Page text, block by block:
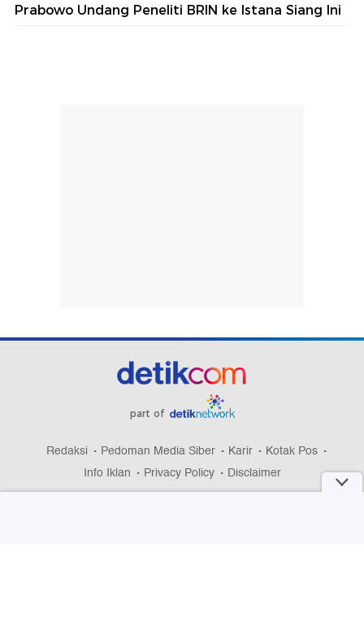
Prabowo Undang Peneliti BRIN ke Istana Siang Ini
part of
Redaksi Pedoman Media Siber Karir
Kotak Pos
Info Iklan
Privacy Policy Disclaimer